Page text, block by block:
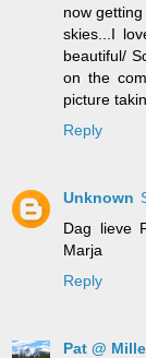
now
skies...I
beautiful/
on the
picture
Reply
Unknown
Dag lieve
Marja
Reply
Pat @